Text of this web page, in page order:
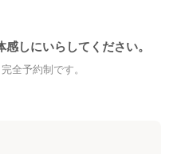
しにいらしてください。
全予約制です。